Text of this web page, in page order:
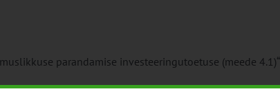
parandamise investeeringutoetuse (meede 4.1)“